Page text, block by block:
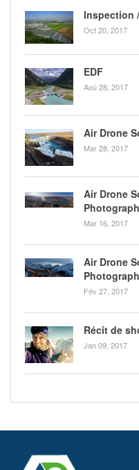
Inspection
Oct 20, 2017
EDF
Aoû 28, 2017
Air Drone
Mar 28, 2017
Air Drone
Mar 16, 2017
Air Drone
Fév 27, 2017
Récit de
Jan 09, 2017